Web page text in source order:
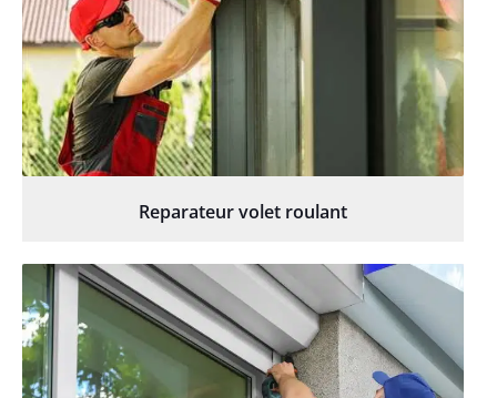
Reparateur volet roulant